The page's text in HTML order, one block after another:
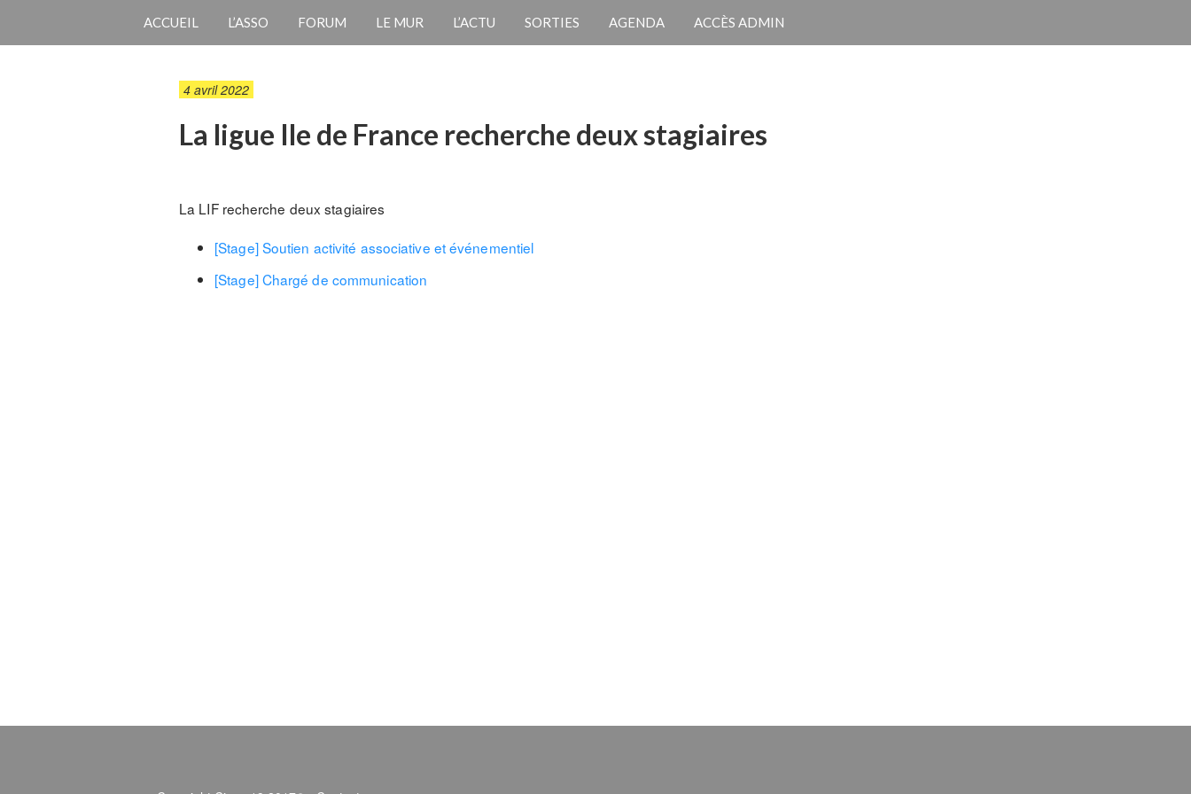
ACCUEIL L’ASSO FORUM LE MUR L’ACTU SORTIES AGENDA ACCÈS ADMIN
4 avril 2022
La ligue Ile de France recherche deux stagiaires
La LIF recherche deux stagiaires
[Stage] Soutien activité associative et événementiel
[Stage] Chargé de communication